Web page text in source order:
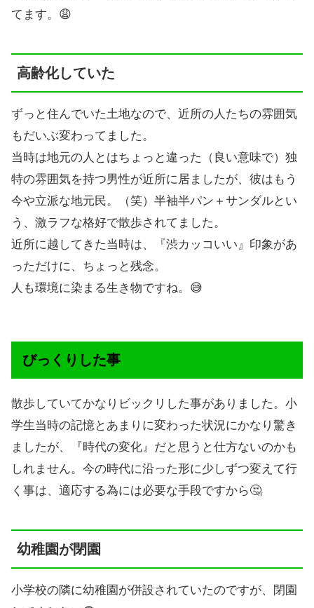
てます。😩
高齢化していた
ずっと住んでいた土地なので、近所の人たちの雰囲気
もだいぶ変わってました。
当時は地元の人とはちょっと違った（良い意味で）独
特の雰囲気を持つ男性が近所に居ましたが、彼はもう
今や立派な地元民。（笑）半袖半パン＋サンダルとい
う、激ラフな格好で散歩されてました。
近所に越してきた当時は、『渋カッコいい』印象があ
っただけに、ちょっと残念。
人も環境に染まる生き物ですね。😅
びっくりした事
散歩していてかなりビックリした事がありました。小
学生当時の記憶とあまりに変わった状況にかなり驚き
ましたが、『時代の変化』だと思うと仕方ないのかも
しれません。今の時代に沿った形に少しずつ変えて行
く事は、適応する為には必要な手段ですから🤔
幼稚園が閉園
小学校の隣に幼稚園が併設されていたのですが、閉園